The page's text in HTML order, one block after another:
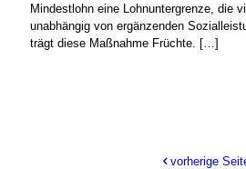
Mindestlohn eine Lohnuntergrenze, die
unabhängig von ergänzenden
trägt diese Maßnahme Früchte.
[…]
vorherige